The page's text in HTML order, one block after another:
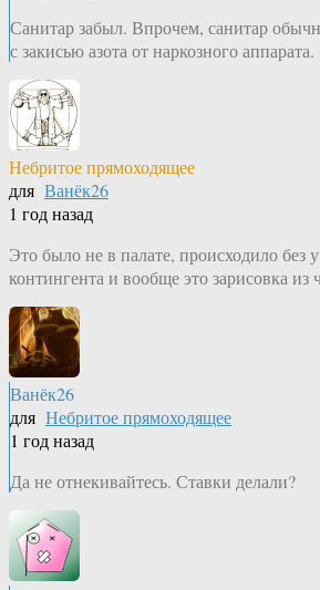
Санитар забыл. Впрочем, санитар
с закисью азота от наркозного аппарата.
Небритое прямоходящее
для Ванёк26
1 год назад
Это было не в палате, происходило без
контингента и вообще это зарисовка из
Ванёк26
для Небритое прямоходящее
1 год назад
Да не отнекивайтесь. Ставки делали?